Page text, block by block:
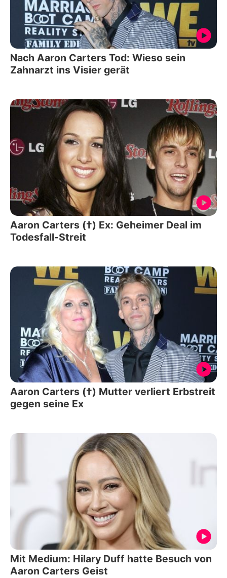
Nach Aaron Carters Tod: Wieso sein
Zahnarzt ins Visier gerät
Aaron Carters (†) Ex: Geheimer Deal im
Todesfall-Streit
Aaron Carters (†) Mutter verliert Erbstreit
gegen seine Ex
Mit Medium: Hilary Duff hatte Besuch von
Aaron Carters Geist